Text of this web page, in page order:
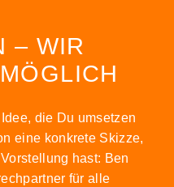
– WIR
die Du umsetzen
eine konkrete Skizze,
hast: Ben
für alle